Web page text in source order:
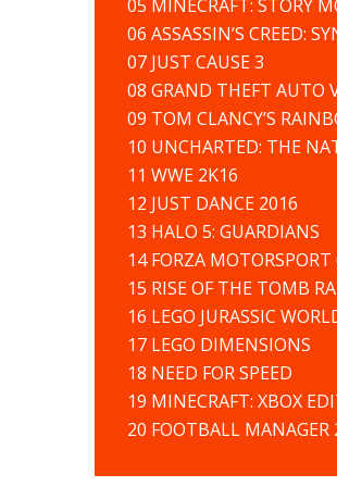
05 MINECRAFT: STORY
06 ASSASSIN’S CREED:
07 JUST CAUSE 3
08 GRAND THEFT AUTO
09 TOM CLANCY’S
10 UNCHARTED: THE
11 WWE 2K16
12 JUST DANCE 2016
13 HALO 5: GUARDIANS
14 FORZA MOTORSPORT
15 RISE OF THE TOMB
16 LEGO JURASSIC
17 LEGO DIMENSIONS
18 NEED FOR SPEED
19 MINECRAFT: XBOX
20 FOOTBALL MANAGER